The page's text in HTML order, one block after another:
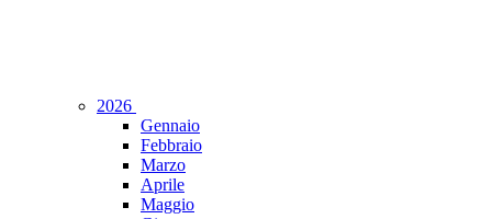
2026
Gennaio
Febbraio
Marzo
Aprile
Maggio